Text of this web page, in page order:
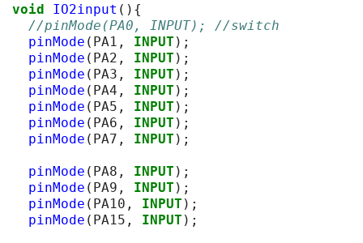
void IO2input (){
//pinMode(PA0, INPUT); //switch
pinMode ( PA1 , INPUT );
pinMode ( PA2 , INPUT );
pinMode ( PA3 , INPUT );
pinMode ( PA4 , INPUT );
pinMode ( PA5 , INPUT );
pinMode ( PA6 , INPUT );
pinMode ( PA7 , INPUT );
pinMode ( PA8 , INPUT );
pinMode ( PA9 , INPUT );
pinMode ( PA10 , INPUT );
pinMode ( PA15 , INPUT );